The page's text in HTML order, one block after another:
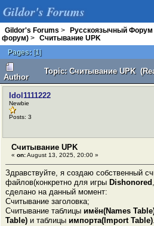
Gildor's Forums
Gildor's Forums > Русскоязычный Форум
форум) >
Считывание UPK
Pages: [1]
Author
Topic: Считывание UPK
Idol1111222
Newbie
Posts: 3
Считывание UPK
« on:August 13, 2025, 20:00 »
Здравствуйте, я создаю собственный
файлов(конкретно для игры Dishonored ,
сделано на данный момент:
Считывание заголовка;
Считывание таблицы имён(Names
Table) и таблицы импорта(Import Table).